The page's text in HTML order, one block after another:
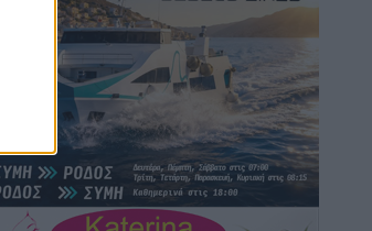
Α.Σ. Ρόδος: Ξανά στα «πράσινα» ο
Νίκος Κοντίτσης
πριν 42 λεπτά
Συναυλία Μάριου Φραγκούλη –
Γιώργου Περρή στην Κάσο
Πολιτιστικά• πριν 53 λεπτά